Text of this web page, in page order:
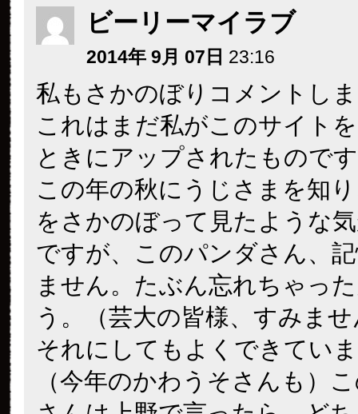
ビーリーマイラブ
2014年 9月 07日 23:16
私もさかのぼりコメントし
これはまだ私がこのサイト
ときにアップされたもので
この年の秋にうじさまを知
をさかのぼって見たような
ですが、このパンダさん、
ません。たぶん忘れちゃっ
う。（芸大の皆様、すみま
それにしてもよくできてい
（今年のかわうそさんも）